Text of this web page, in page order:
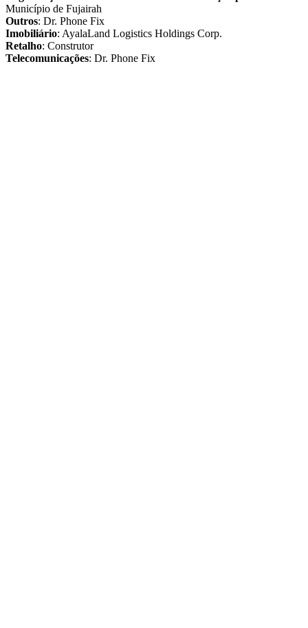
Município de Fujairah
Outros: Dr. Phone Fix
Imobiliário: AyalaLand Logistics Holdings Corp.
Retalho: Construtor
Telecomunicações: Dr. Phone Fix